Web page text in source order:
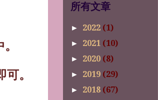
。
所有文章
► 2022 (1)
► 2021 (10)
► 2020 (8)
► 2019 (29)
► 2018 (67)